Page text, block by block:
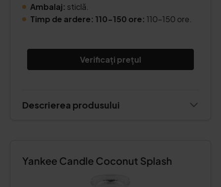
Ambalaj: sticlă.
Timp de ardere: 110-150 ore: 110-150 ore.
Verificați prețul
Descrierea produsului
Yankee Candle Coconut Splash